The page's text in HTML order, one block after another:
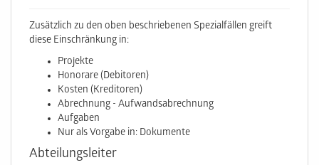
Zusätzlich zu den oben beschriebenen Spezialfällen greift
diese Einschränkung in:
Projekte
Honorare (Debitoren)
Kosten (Kreditoren)
Abrechnung - Aufwandsabrechnung
Aufgaben
Nur als Vorgabe in: Dokumente
Abteilungsleiter